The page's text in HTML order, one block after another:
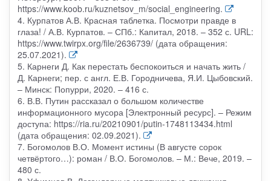
https://www.koob.ru/kuznetsov_m/social_engineering.
4. Курпатов А.В. Красная таблетка. Посмотри правде в
глаза! / А.В. Курпатов. – СПб.: Капитал, 2018. – 352 с. URL:
https://www.twirpx.org/file/2636739/ (дата обращения:
25.07.2021).
5. Карнеги Д. Как перестать беспокоиться и начать жить /
Д. Карнеги; пер. с англ. Е.В. Городничева, Я.И. Цыбовский.
– Минск: Попурри, 2020. – 416 с.
6. В.В. Путин рассказал о большом количестве
информационного мусора [Электронный ресурс]. – Режим
доступа: https://ria.ru/20210901/putin-1748113434.html
(дата обращения: 02.09.2021).
7. Богомолов В.О. Момент истины (В августе сорок
четвёртого…): роман / В.О. Богомолов. – М.: Вече, 2019. –
480 с.